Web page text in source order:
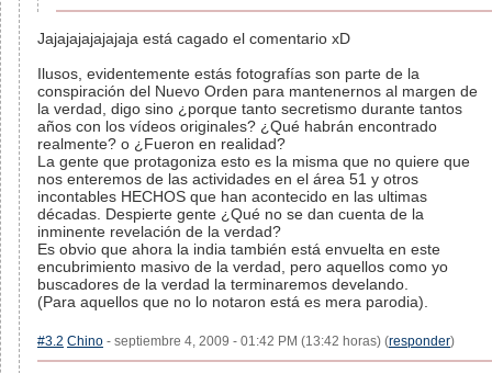
Jajajajajajajaja está cagado el comentario xD
Ilusos, evidentemente estás fotografías son parte de la
conspiración del Nuevo Orden para mantenernos al margen de
la verdad, digo sino ¿porque tanto secretismo durante tantos
años con los vídeos originales? ¿Qué habrán encontrado
realmente? o ¿Fueron en realidad?
La gente que protagoniza esto es la misma que no quiere que
nos enteremos de las actividades en el área 51 y otros
incontables HECHOS que han acontecido en las ultimas
décadas. Despierte gente ¿Qué no se dan cuenta de la
inminente revelación de la verdad?
Es obvio que ahora la india también está envuelta en este
encubrimiento masivo de la verdad, pero aquellos como yo
buscadores de la verdad la terminaremos develando.
(Para aquellos que no lo notaron está es mera parodia).
#3.2 Chino - septiembre 4, 2009 - 01:42 PM (13:42 horas) (responder)